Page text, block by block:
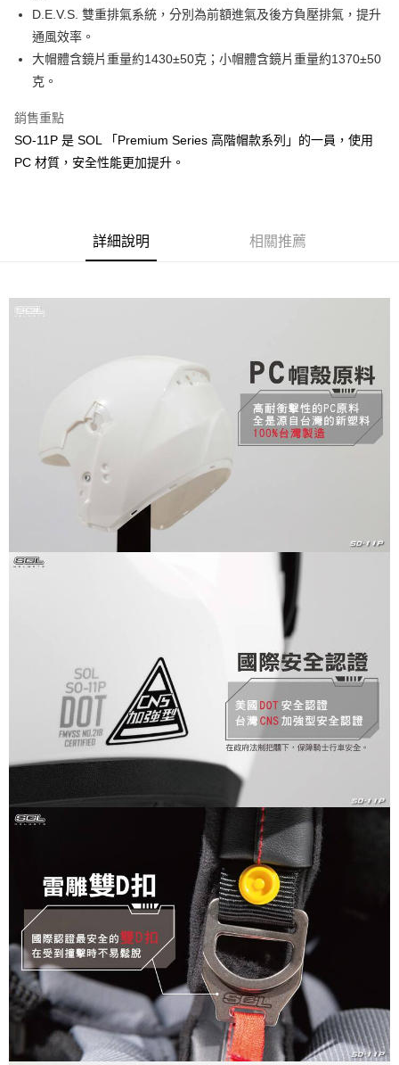
1.分期款項不併入電信帳單，「大哥付你分期」於每月結算日後寄送繳費提
2.透過簡訊連結打開帳單後，可選擇「超商條碼／台灣大直營門市／銀行轉
帳／街口支付／iPASS MONEY」等通路繳費。
【注意事項】
用戶於交易時，得透過本服務購買商品或服務，並由商店將買賣／分期付款
買賣價金債權讓與本公司後，依約使用本公司帳單繳交帳款。
資料（包含姓名、電話或地址）提供予台灣大哥大進項蒐集、處理及利用，
【「AFTEE先享後付」結帳流程】
１．於結帳方式選擇「AFTEE先享後付」後，將跳轉至「AFTEE先享後付」
結帳頁面，進行簡訊認證並確認金額後，即可完成結帳。
２．訂單成立數日內，您將收到繳費通知簡訊。
３．收到繳費通知簡訊後14天內，點擊此簡訊中的連結，可透過四大超商／
※ 請注意：結帳手續完成當下不需立刻繳費，但若您需要取消訂單，請聯絡
購買商品的店家。未經商家同意取消之訂單仍視為有效，需透過AFTEE先享
後付繳納相關費用。
※ 交易是否成功請以「AFTEE先享後付 」之結帳頁面顯示為準，若有關於
１．透過由恩沛科技股份有限公司提供之「AFTEE先享後付」服務完成之交
https://aftee.tw/terms/#terms3
３．未成年的使用者請事先徵得法定代理人或監護人之同意方可使用
４．使用「AFTEE先享後付」時，將依據個別帳號之用戶狀況，依本公司即
時審查核予不同之上限額度；若仍有額度不足之情形，本公司將視審查結果
請求用戶進行身份認證。
５．嚴禁一人註冊多個帳號或使用他人資訊註冊。若發現惡意使用之情形，
恩沛科技股份有限公司將有權停止該用戶之使用額度並採取法律行動。
每筆NT$80，滿NT$1,999(含以上)免運費
付款後全家取貨
每筆NT$80，滿NT$1,999(含以上)免運費
每筆NT$80，滿NT$1,999(含以上)免運費
付款後7-11取貨
每筆NT$80，滿NT$1,999(含以上)免運費
D.E.V.S. 雙重排氣系統，分別為前額進氣及後方負壓排氣，提升
通風效率。
大帽體含鏡片重量約1430±50克；小帽體含鏡片重量約1370±50
克。
銷售重點
SO-11P 是 SOL 「Premium Series 高階帽款系列」的一員，使用
PC 材質，安全性能更加提升。
詳細說明 相關推薦